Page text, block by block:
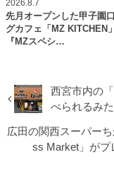
2026.8.7
先月オープンした甲子園
グカフェ「MZ KITCHEN
『MZスペシ…
西宮市内の
べられるみ
広田の関西スーパー
ss Market」がプ